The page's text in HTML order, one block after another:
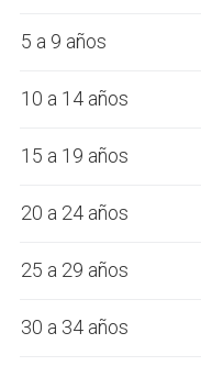
5 a 9 años
10 a 14 años
15 a 19 años
20 a 24 años
25 a 29 años
30 a 34 años